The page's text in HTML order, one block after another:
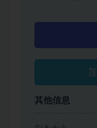
其他信息